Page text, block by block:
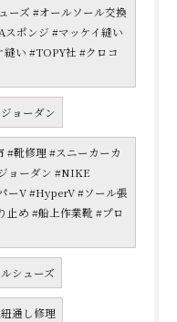
ーズ #オールソール交換
スポンジ #マッケイ縫い
い #TOPY社 #クロコ
ョーダン
#靴修理 #スニーカーカ
ョーダン #NIKE
ーV #HyperV #ソール張
止め #船上作業靴 #プロ
シューズ
通し修理